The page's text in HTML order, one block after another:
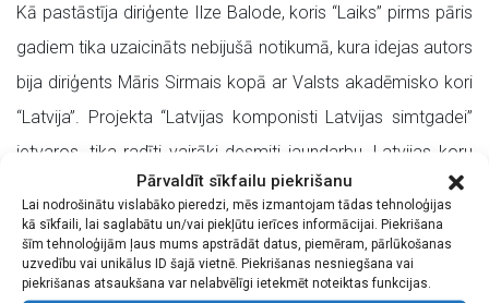
Pārvaldīt sīkfailu piekrišanu
Lai nodrošinātu vislabāko pieredzi, mēs izmantojam tādas tehnoloģijas
kā sīkfaili, lai saglabātu un/vai piekļūtu ierīces informācijai. Piekrišana
šīm tehnoloģijām ļaus mums apstrādāt datus, piemēram, pārlūkošanas
uzvedību vai unikālus ID šajā vietnē. Piekrišanas nesniegšana vai
piekrišanas atsaukšana var nelabvēlīgi ietekmēt noteiktas funkcijas.
Kā pastāstīja diriģente Ilze Balode, koris “Laiks” pirms pāris
gadiem tika uzaicināts nebijušā notikumā, kura idejas autors
bija diriģents Māris Sirmais kopā ar Valsts akadēmisko kori
“Latvija”. Projekta “Latvijas komponisti Latvijas simtgadei”
ietvaros, tika radīti vairāki desmiti jaundarbu. Latvijas koru
diriģentu balsojuma rezultātā tika izvēlētas dziesmas, kuras
iekļāva projekta noslēguma koncertā, kas izskanēja
pagājušā gada 4. maijā, Rīgā, Nacionālajā bibliotēkā. Līdzās
Latvijas profesionālajiem koriem, noslēguma koncertā